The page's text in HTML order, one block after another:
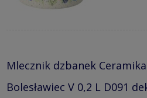
Mlecznik dzbanek
Bolesławiec V 0,2 L D091